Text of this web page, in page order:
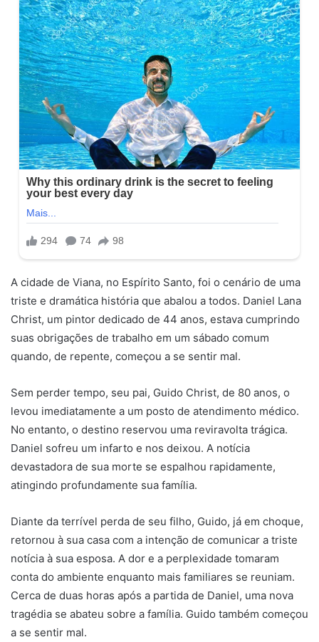
A cidade de Viana, no Espírito Santo, foi o cenário de uma
triste e dramática história que abalou a todos. Daniel Lana
Christ, um pintor dedicado de 44 anos, estava cumprindo
suas obrigações de trabalho em um sábado comum
quando, de repente, começou a se sentir mal.
Sem perder tempo, seu pai, Guido Christ, de 80 anos, o
levou imediatamente a um posto de atendimento médico.
No entanto, o destino reservou uma reviravolta trágica.
Daniel sofreu um infarto e nos deixou. A notícia
devastadora de sua morte se espalhou rapidamente,
atingindo profundamente sua família.
Diante da terrível perda de seu filho, Guido, já em choque,
retornou à sua casa com a intenção de comunicar a triste
notícia à sua esposa. A dor e a perplexidade tomaram
conta do ambiente enquanto mais familiares se reuniam.
Cerca de duas horas após a partida de Daniel, uma nova
tragédia se abateu sobre a família. Guido também começou
a se sentir mal.